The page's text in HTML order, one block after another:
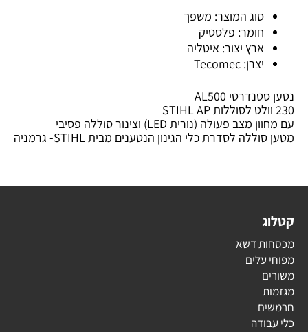
סוג המוצר: משפך
חומר: פלסטיק
ארץ יצור: איטליה
יצרן: Tecomec
נטען סטנדרטי AL500
230 וולט לסוללות STIHL AP
עם מחוון מצב פעולה (נורית LED) וצינור סוללה פסיבי
מטען סוללה לסדרת כלי הגינון הנטענים מבית STIHL- גרמניה
קטלוג
מכסחות דשא
מפוחי עלים
משורים
מגזמות
חרמשים
כלי עבודה